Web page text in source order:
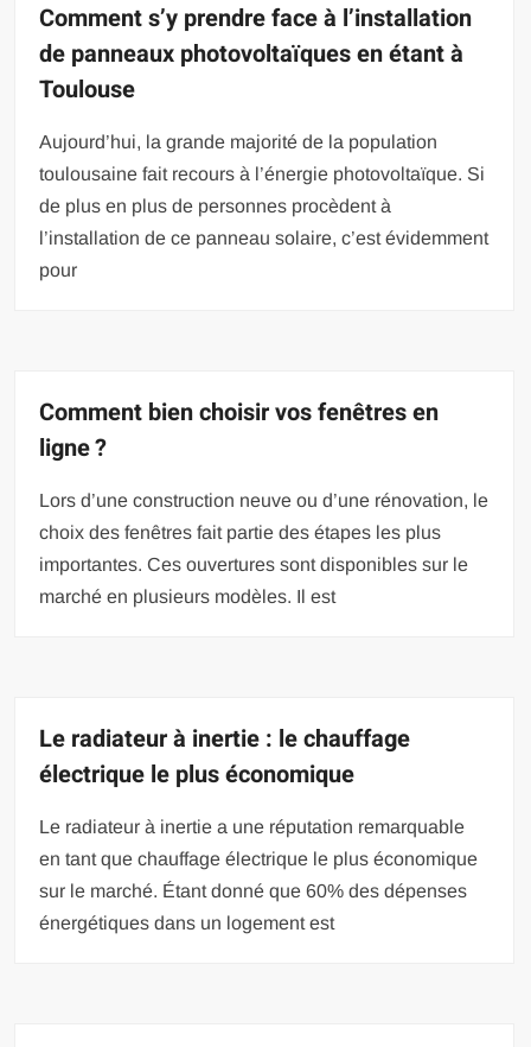
Comment s’y prendre face à l’installation
de panneaux photovoltaïques en étant à
Toulouse
Aujourd’hui, la grande majorité de la population
toulousaine fait recours à l’énergie photovoltaïque. Si
de plus en plus de personnes procèdent à
l’installation de ce panneau solaire, c’est évidemment
pour
Comment bien choisir vos fenêtres en
ligne ?
Lors d’une construction neuve ou d’une rénovation, le
choix des fenêtres fait partie des étapes les plus
importantes. Ces ouvertures sont disponibles sur le
marché en plusieurs modèles. Il est
Le radiateur à inertie : le chauffage
électrique le plus économique
Le radiateur à inertie a une réputation remarquable
en tant que chauffage électrique le plus économique
sur le marché. Étant donné que 60% des dépenses
énergétiques dans un logement est